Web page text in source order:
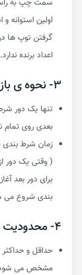
سمت چپ به
اولین استوانه
گرفتن توپ ها
اعداد برنده ندارد.
۳- نحوه ی بازی:
تنها یک دور
بعدی روی تمام
( وقتی یک دور
برای دور بعد
بندی شروع می
۴- محدودیت شرط بندی:
حداقل و
مشخص می